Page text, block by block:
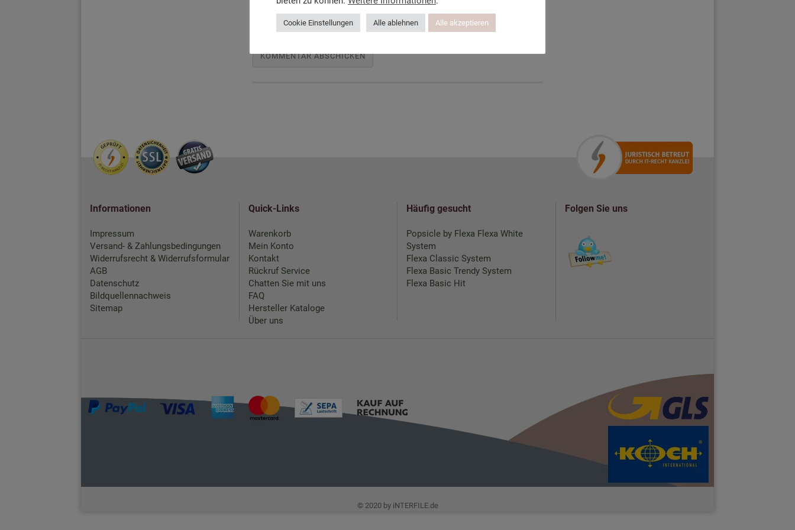
Informationen
Impressum
Versand- & Zahlungsbedingungen
Widerrufsrecht & Widerrufsformular
AGB
Datenschutz
Bildquellennachweis
Sitemap
Quick-Links
Warenkorb
Mein Konto
Kontakt
Rückruf Service
Chatten Sie mit uns
FAQ
Hersteller Kataloge
Über uns
Häufig gesucht
Popsicle by Flexa Flexa White
System
Flexa Classic System
Flexa Basic Trendy System
Flexa Basic Hit
Folgen Sie uns
© 2020 by iNTERFILE.de
Cookie Einstellungen Alle ablehnen Alle akzeptieren